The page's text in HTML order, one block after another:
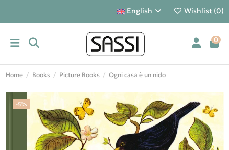
English Wishlist (0)
0
Home Books Picture Books Ogni casa è un nido
-5%